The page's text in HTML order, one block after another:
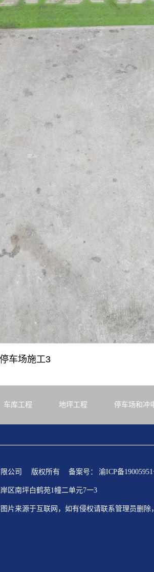
车场施工3
车库工程 地坪工程 停车场和冲
公司 版权所有 备案号： 渝ICP备
区南坪白鹤苑1幢二单元7一3
片来源于互联网，如有侵权请联系管理员删除